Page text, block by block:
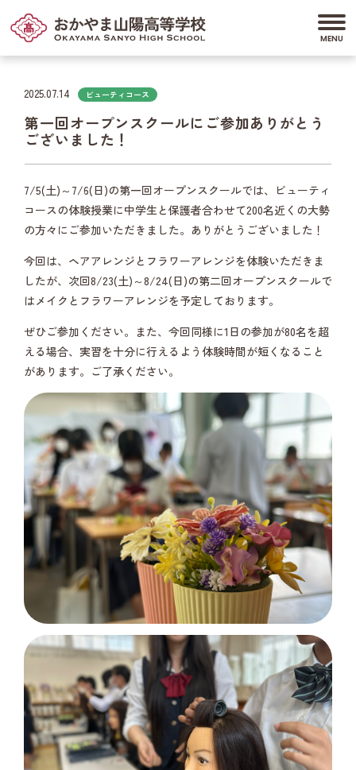
2025.07.14 ビューティコース
第一回オープンスクールにご参加ありがとう
ございました！
7/5(土)～7/6(日)の第一回オープンスクールでは、ビューティ
コースの体験授業に中学生と保護者合わせて200名近くの大勢
の方々にご参加いただきました。ありがとうございました！
今回は、ヘアアレンジとフラワーアレンジを体験いただきま
したが、次回8/23(土)～8/24(日)の第二回オープンスクールで
はメイクとフラワーアレンジを予定しております。
ぜひご参加ください。また、今回同様に1日の参加が80名を超
える場合、実習を十分に行えるよう体験時間が短くなること
があります。ご了承ください。